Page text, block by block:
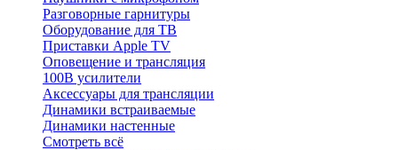
Разговорные гарнитуры
Оборудование для ТВ
Приставки Apple TV
Оповещение и трансляция
100В усилители
Аксессуары для трансляции
Динамики встраиваемые
Динамики настенные
Смотреть всё